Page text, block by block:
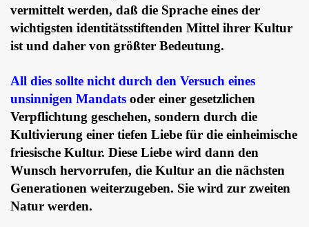
vermittelt werden, daß die Sprache eines der
wichtigsten identitätsstiftenden Mittel ihrer Kultur
ist und daher von größter Bedeutung.
All dies sollte nicht durch den Versuch eines
unsinnigen Mandats oder einer gesetzlichen
Verpflichtung geschehen, sondern durch die
Kultivierung einer tiefen Liebe für die einheimische
friesische Kultur. Diese Liebe wird dann den
Wunsch hervorrufen, die Kultur an die nächsten
Generationen weiterzugeben. Sie wird zur zweiten
Natur werden.